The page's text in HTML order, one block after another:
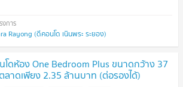
Rayong (ดีคอนโด เนินพระ ระยอง)
ดห้อง One Bedroom Plus ขนาดกว้าง 37
าดเพียง 2.35 ล้านบาท (ต่อรองได้)